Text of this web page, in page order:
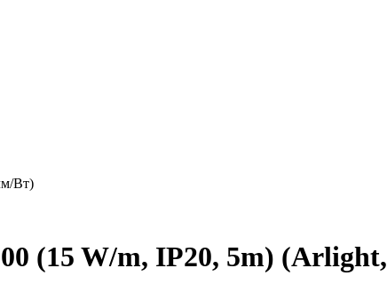
Вт)
(15 W/m, IP20, 5m) (Arlight,